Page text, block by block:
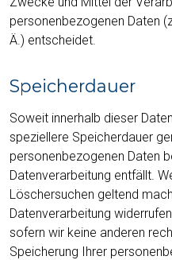
personenbezogenen Daten
Ä.) entscheidet.
Speicherdauer
Soweit innerhalb dieser
speziellere Speicherdauer
personenbezogenen Daten
Datenverarbeitung entfällt.
Löschersuchen geltend
Datenverarbeitung
sofern wir keine anderen
Speicherung Ihrer